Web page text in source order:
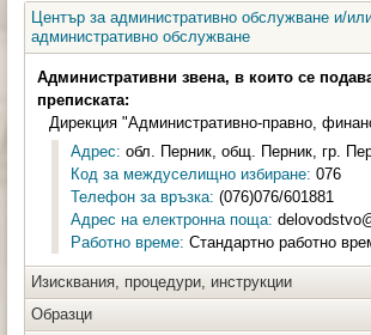
Център за административно обслужване и/
административно обслужване
Административни звена, в които се
преписката:
Дирекция "Административно-правно,
Адрес: обл. Перник, общ. Перник, гр.
Код за междуселищно избиране: 076
Телефон за връзка: (076)076/601881
Адрес на електронна поща:
Работно време: Стандартно работно
Изисквания, процедури, инструкции
Образци